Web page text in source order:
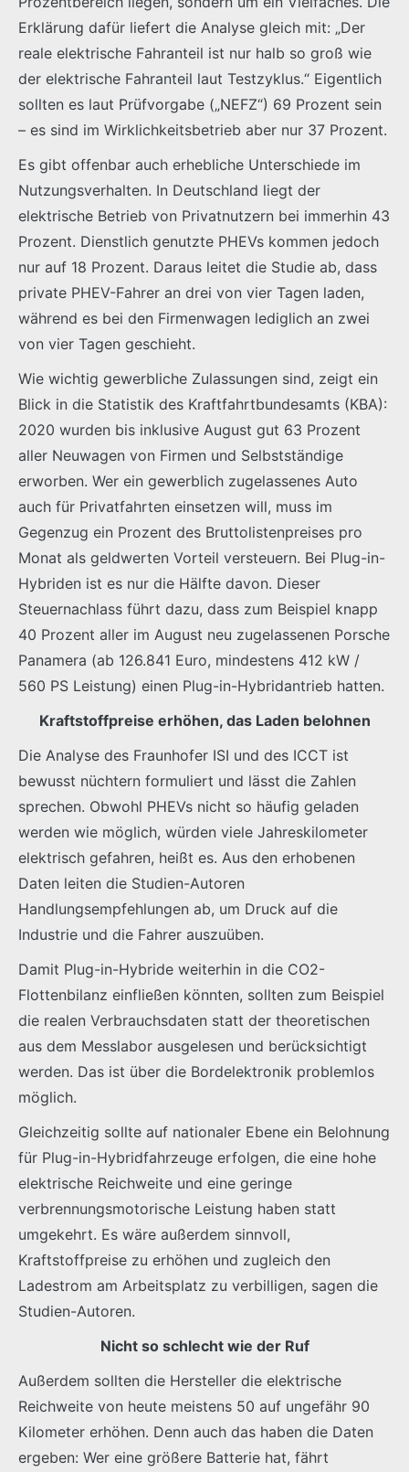
Erklärung dafür liefert die Analyse gleich mit: „Der
reale elektrische Fahranteil ist nur halb so groß wie
der elektrische Fahranteil laut Testzyklus.“ Eigentlich
sollten es laut Prüfvorgabe („NEFZ“) 69 Prozent sein
– es sind im Wirklichkeitsbetrieb aber nur 37 Prozent.
Es gibt offenbar auch erhebliche Unterschiede im
Nutzungsverhalten. In Deutschland liegt der
elektrische Betrieb von Privatnutzern bei immerhin 43
Prozent. Dienstlich genutzte PHEVs kommen jedoch
nur auf 18 Prozent. Daraus leitet die Studie ab, dass
private PHEV-Fahrer an drei von vier Tagen laden,
während es bei den Firmenwagen lediglich an zwei
von vier Tagen geschieht.
Wie wichtig gewerbliche Zulassungen sind, zeigt ein
Blick in die Statistik des Kraftfahrtbundesamts (KBA):
2020 wurden bis inklusive August gut 63 Prozent
aller Neuwagen von Firmen und Selbstständige
erworben. Wer ein gewerblich zugelassenes Auto
auch für Privatfahrten einsetzen will, muss im
Gegenzug ein Prozent des Bruttolistenpreises pro
Monat als geldwerten Vorteil versteuern. Bei Plug-in-
Hybriden ist es nur die Hälfte davon. Dieser
Steuernachlass führt dazu, dass zum Beispiel knapp
40 Prozent aller im August neu zugelassenen Porsche
Panamera (ab 126.841 Euro, mindestens 412 kW /
560 PS Leistung) einen Plug-in-Hybridantrieb hatten.
Kraftstoffpreise erhöhen, das Laden belohnen
Die Analyse des Fraunhofer ISI und des ICCT ist
bewusst nüchtern formuliert und lässt die Zahlen
sprechen. Obwohl PHEVs nicht so häufig geladen
werden wie möglich, würden viele Jahreskilometer
elektrisch gefahren, heißt es. Aus den erhobenen
Daten leiten die Studien-Autoren
Handlungsempfehlungen ab, um Druck auf die
Industrie und die Fahrer auszuüben.
Damit Plug-in-Hybride weiterhin in die CO2-
Flottenbilanz einfließen könnten, sollten zum Beispiel
die realen Verbrauchsdaten statt der theoretischen
aus dem Messlabor ausgelesen und berücksichtigt
werden. Das ist über die Bordelektronik problemlos
möglich.
Gleichzeitig sollte auf nationaler Ebene ein Belohnung
für Plug-in-Hybridfahrzeuge erfolgen, die eine hohe
elektrische Reichweite und eine geringe
verbrennungsmotorische Leistung haben statt
umgekehrt. Es wäre außerdem sinnvoll,
Kraftstoffpreise zu erhöhen und zugleich den
Ladestrom am Arbeitsplatz zu verbilligen, sagen die
Studien-Autoren.
Nicht so schlecht wie der Ruf
Außerdem sollten die Hersteller die elektrische
Reichweite von heute meistens 50 auf ungefähr 90
Kilometer erhöhen. Denn auch das haben die Daten
ergeben: Wer eine größere Batterie hat, fährt